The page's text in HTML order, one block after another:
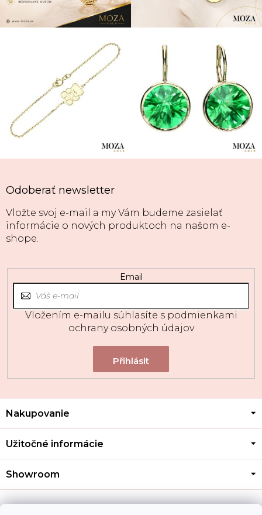
Odoberať newsletter
Vložte svoj e-mail a my Vám budeme zasielať
informácie o nových produktoch na našom e-
shope.
Email
Vložením e-mailu súhlasíte s podmienkami
ochrany osobných údajov
Z
p
t
Nakupovanie
Užitočné informácie
Showroom